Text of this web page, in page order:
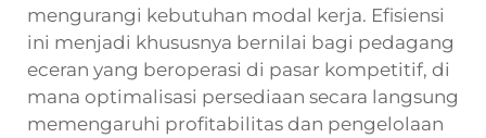
mengurangi kebutuhan modal kerja. Efisiensi
ini menjadi khususnya bernilai bagi pedagang
eceran yang beroperasi di pasar kompetitif, di
mana optimalisasi persediaan secara langsung
memengaruhi profitabilitas dan pengelolaan